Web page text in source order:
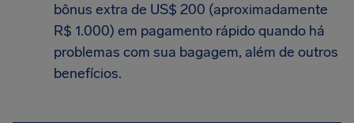
bônus extra de US$ 200 (aproximadamente
R$ 1.000) em pagamento rápido quando há
problemas com sua bagagem, além de outros
benefícios.